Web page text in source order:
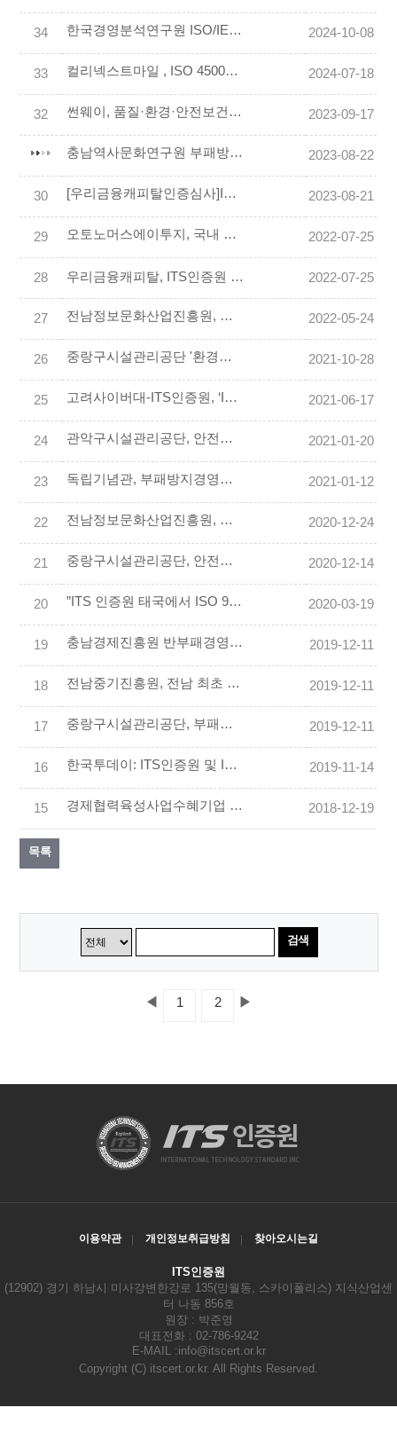
34 한국경영분석연구원 ISO/IEC 27001 인증 수여식 2024-10-08
33 컬리넥스트마일 , ISO 45001인증 획득 2024-07-18
32 썬웨이, 품질·환경·안전보건 ISO 통합 인증 획득 2023-09-17
충남역사문화연구원 부패방지경영시스템(ISO 37001), 안전보건경영시스템(ISO 45001) 인증 취득 2023-08-22
30 [우리금융캐피탈인증심사]ISO 14001/45001(환경/안전보건경영시스템) 인증심사 2023-08-21
29 오토노머스에이투지, 국내 자율주행 솔루션 기업 최초로 국제표준 ISO 9001 인증 획득 2022-07-25
28 우리금융캐피탈, ITS인증원 환경․안전보건경영 ISO 인증 획득 2022-07-25
27 전남정보문화산업진흥원, 안전보건경영시스템(ISO 45001) 국제표준 인증 획득 2022-05-24
26 중랑구시설관리공단 '환경경영시스템 ISO 14001'인증 획득으로 ESG경영 가속화 2021-10-28
25 고려사이버대-ITS인증원, ‘ISO 국제심사원’ 온라인 교육 과정 오픈 2021-06-17
24 관악구시설관리공단, 안전보건경영시스템 ISO 45001 인증 획득 2021-01-20
23 독립기념관, 부패방지경영시스템(ISO 37001) 인증 획득 2021-01-12
22 전남정보문화산업진흥원, 부패방지경영시스템 국제인증 획득 2020-12-24
21 중랑구시설관리공단, 안전보건경영시스템 ISO 45001 인증 획득 2020-12-14
20 ”ITS 인증원 태국에서 ISO 9001 (품질경영시스템) 국제 심사원 양성과정 교육 개최“ 2020-03-19
19 충남경제진흥원 반부패경영시스템 인증 획득 2019-12-11
18 전남중기진흥원, 전남 최초 반부패 국제인증 2019-12-11
17 중랑구시설관리공단, 부패방지경영시스템 ISO 37001 인증 획득 2019-12-11
16 한국투데이: ITS인증원 및 ITS 인력개발센터 소개 기사 2019-11-14
15 경제협력육성사업수혜기업 성과보고회 강연 2018-12-19
목록
검색
◀ 1 2 ▶
이용약관 개인정보취급방침 찾아오시는길
ITS인증원
(12902) 경기 하남시 미사강변한강로 135(망월동, 스카이폴리스) 지식산업센
터 나동 856호
원장 : 박준영
대표전화 : 02-786-9242
E-MAIL :info@itscert.or.kr
Copyright (C) itscert.or.kr. All Rights Reserved.